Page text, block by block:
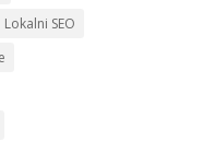
Lokalni SEO